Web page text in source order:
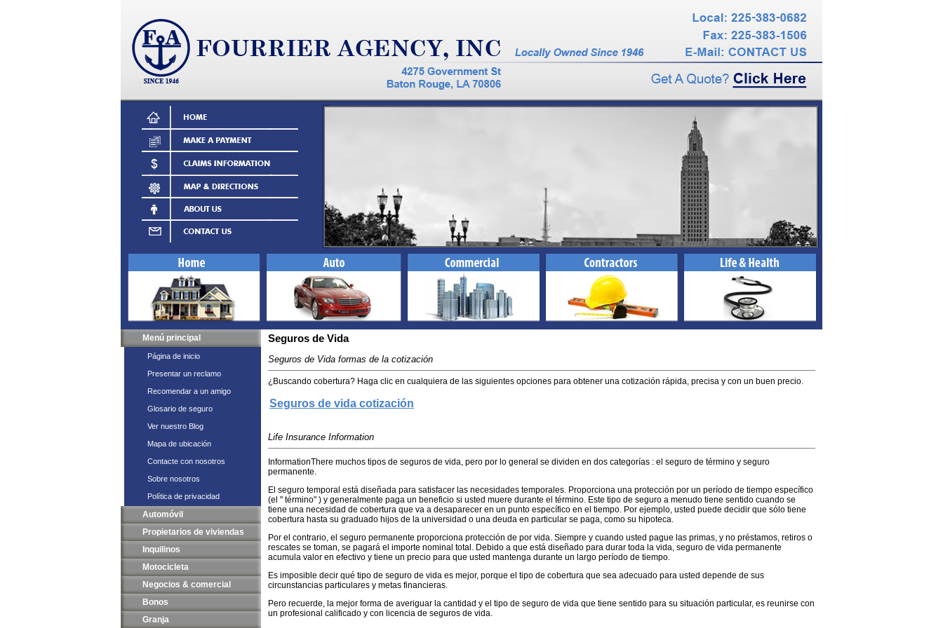
Menú principal
Página de inicio
Presentar un reclamo
Recomendar a un amigo
Glosario de seguro
Ver nuestro Blog
Mapa de ubicación
Contacte con nosotros
Sobre nosotros
Política de privacidad
Automóvil
Propietarios de viviendas
Inquilinos
Motocicleta
Negocios & comercial
Bonos
Granja
Seguros de Vida
Seguros de Vida formas de la cotización
¿Buscando cobertura? Haga clic en cualquiera de las siguientes opciones para obtener una cotización rápida, precisa y con un buen precio.
Seguros de vida cotización
Life Insurance Information
InformationThere muchos tipos de seguros de vida, pero por lo general se dividen en dos categorías : el seguro de término y seguro
permanente.
El seguro temporal está diseñada para satisfacer las necesidades temporales. Proporciona una protección por un período de tiempo específico
(el " término" ) y generalmente paga un beneficio si usted muere durante el término. Este tipo de seguro a menudo tiene sentido cuando se
tiene una necesidad de cobertura que va a desaparecer en un punto específico en el tiempo. Por ejemplo, usted puede decidir que sólo tiene
cobertura hasta su graduado hijos de la universidad o una deuda en particular se paga, como su hipoteca.
Por el contrario, el seguro permanente proporciona protección de por vida. Siempre y cuando usted pague las primas, y no préstamos, retiros o
rescates se toman, se pagará el importe nominal total. Debido a que está diseñado para durar toda la vida, seguro de vida permanente
acumula valor en efectivo y tiene un precio para que usted mantenga durante un largo período de tiempo.
Es imposible decir qué tipo de seguro de vida es mejor, porque el tipo de cobertura que sea adecuado para usted depende de sus
circunstancias particulares y metas financieras.
Pero recuerde, la mejor forma de averiguar la cantidad y el tipo de seguro de vida que tiene sentido para su situación particular, es reunirse con
un profesional calificado y con licencia de seguros de vida.